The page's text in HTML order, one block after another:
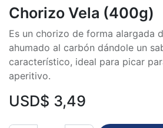
Chorizo Vela (400g)
Es un chorizo de forma alargada
ahumado al carbón dándole un
característico, ideal para picar
aperitivo.
USD$ 3,49